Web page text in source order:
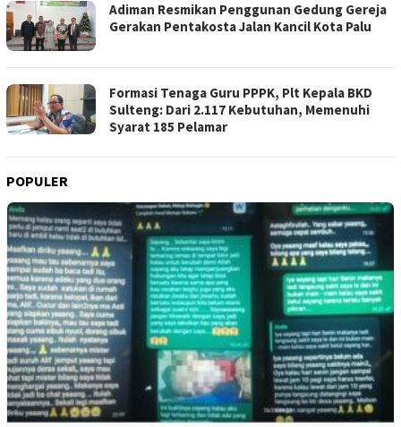
Adiman Resmikan Penggunan Gedung Gereja
Gerakan Pentakosta Jalan Kancil Kota Palu
Formasi Tenaga Guru PPPK, Plt Kepala BKD
Sulteng: Dari 2.117 Kebutuhan, Memenuhi
Syarat 185 Pelamar
POPULER